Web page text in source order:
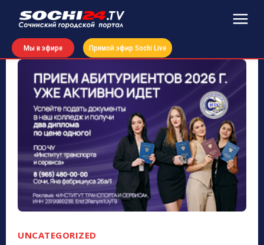
Мы в эфире Прямой эфир Sochi Live
UNCATEGORIZED